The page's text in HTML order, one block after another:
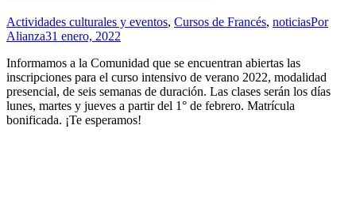
Actividades culturales y eventos, Cursos de Francés, noticiasPor
Alianza31 enero, 2022
Informamos a la Comunidad que se encuentran abiertas las
inscripciones para el curso intensivo de verano 2022, modalidad
presencial, de seis semanas de duración. Las clases serán los días
lunes, martes y jueves a partir del 1° de febrero. Matrícula
bonificada. ¡Te esperamos!